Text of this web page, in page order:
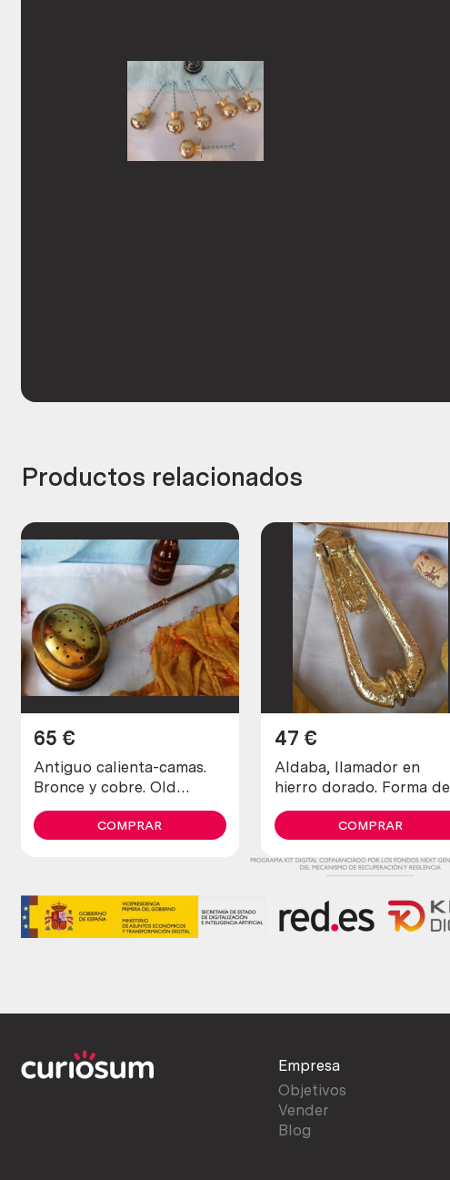
Productos relacionados
Antiguo calienta-camas.
Bronce y cobre. Old
warming pans. Brass and
copper
65 €
COMPRAR
Aldaba, llamador en
hierro dorado. Forma de
péndulo.
47 €
COMPRAR
Empresa
Objetivos
Vender
Blog